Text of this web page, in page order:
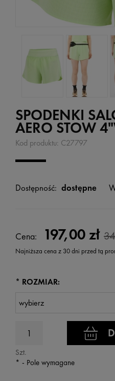
SPODENKI
AERO STOW
Kod produktu: C27797
Dostępność: dostępne
Cena: 197,00 zł
Najniższa cena z 30 dni przed tą
* ROZMIAR:
Szt.
* - Pole wymagane